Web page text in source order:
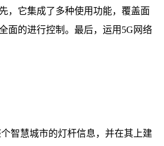
，它集成了多种使用功能，覆盖面
面的进行控制。最后，运用5G网络
智慧城市的灯杆信息，并在其上建